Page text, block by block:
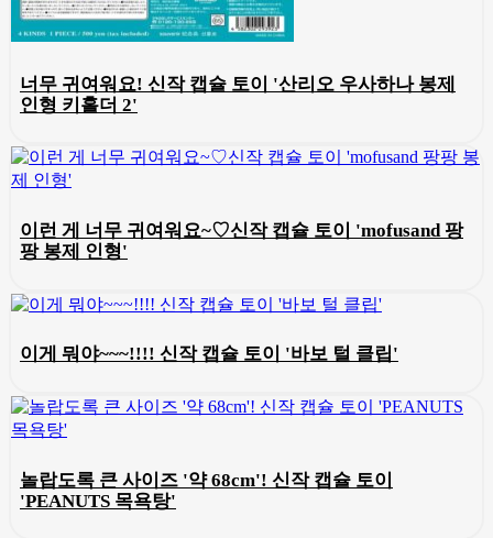
너무 귀여워요! 신작 캡슐 토이 '산리오 우사하나 봉제
인형 키홀더 2'
이런 게 너무 귀여워요~♡신작 캡슐 토이 'mofusand 팡
팡 봉제 인형'
이게 뭐야~~~!!!! 신작 캡슐 토이 '바보 털 클립'
놀랍도록 큰 사이즈 '약 68cm'! 신작 캡슐 토이
'PEANUTS 목욕탕'